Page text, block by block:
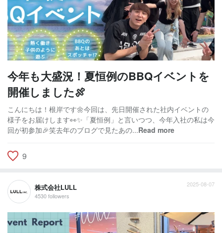
今年も大盛況！夏恒例のBBQイベントを
開催しました🍖
こんにちは！根岸です🌼今回は、先日開催された社内イベントの
様子をお届けします👀✨「夏恒例」と言いつつ、今年入社の私は今
回が初参加🎉笑去年のブログで見たあの...Read more
9
株式会社LULL
4530 followers
2025-08-07